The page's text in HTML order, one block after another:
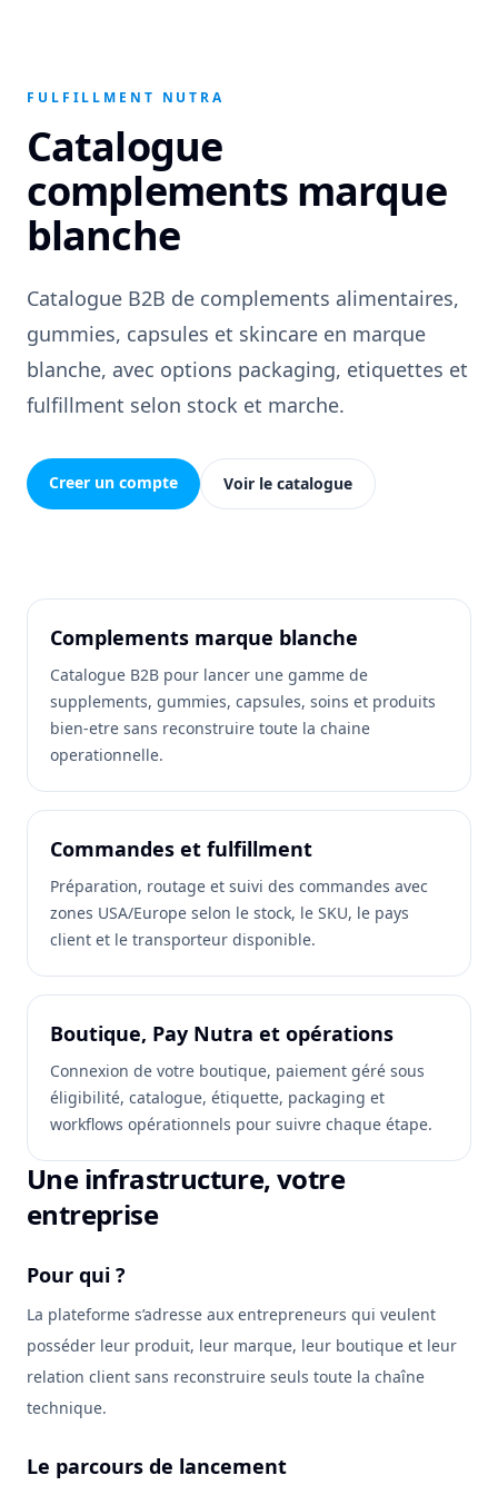
FULFILLMENT NUTRA
Catalogue
complements marque
blanche
Catalogue B2B de complements alimentaires,
gummies, capsules et skincare en marque
blanche, avec options packaging, etiquettes et
fulfillment selon stock et marche.
Creer un compte Voir le catalogue
Complements marque blanche
Catalogue B2B pour lancer une gamme de
supplements, gummies, capsules, soins et produits
bien-etre sans reconstruire toute la chaine
operationnelle.
Commandes et fulfillment
Préparation, routage et suivi des commandes avec
zones USA/Europe selon le stock, le SKU, le pays
client et le transporteur disponible.
Boutique, Pay Nutra et opérations
Connexion de votre boutique, paiement géré sous
éligibilité, catalogue, étiquette, packaging et
workflows opérationnels pour suivre chaque étape.
Une infrastructure, votre
entreprise
Pour qui ?
La plateforme s’adresse aux entrepreneurs qui veulent
posséder leur produit, leur marque, leur boutique et leur
relation client sans reconstruire seuls toute la chaîne
technique.
Le parcours de lancement